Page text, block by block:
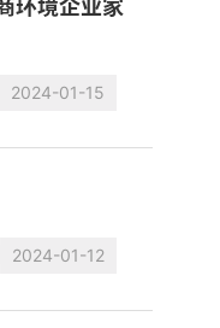
环境企业家
2024-01-15
2024-01-12